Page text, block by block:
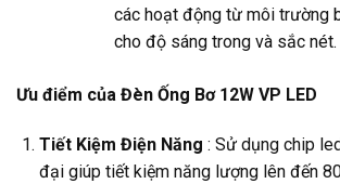
các hoạt động từ môi trường
cho độ sáng trong và sắc nét.
Ưu điểm của Đèn Ống Bơ 12W VP LED
Tiết Kiệm Điện Năng : Sử dụng chip
đại giúp tiết kiệm năng lượng lên đến